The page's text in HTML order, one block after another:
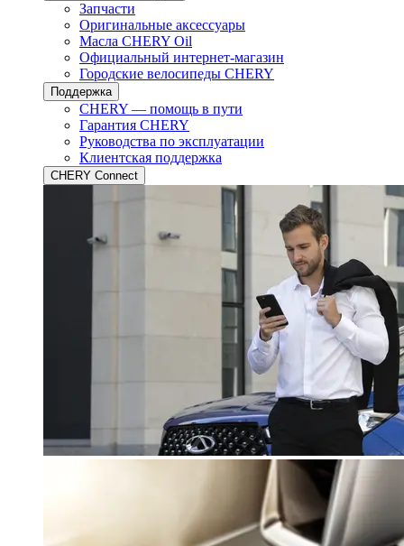
Запчасти
Оригинальные аксессуары
Масла CHERY Oil
Официальный интернет-магазин
Городские велосипеды CHERY
Поддержка
CHERY — помощь в пути
Гарантия CHERY
Руководства по эксплуатации
Клиентская поддержка
CHERY Connect